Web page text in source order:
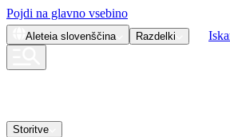
Pojdi na glavno vsebino
Aleteia slovenščina Razdelki
Storitve